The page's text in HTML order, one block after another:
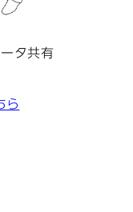
タ共有
ら